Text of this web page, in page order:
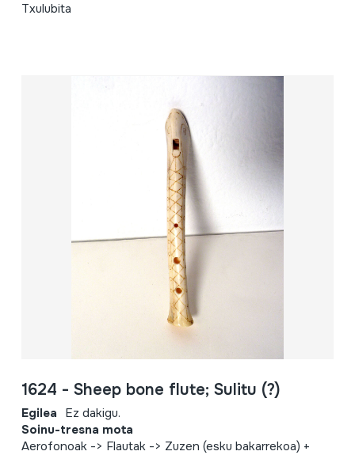
Txulubita
1624 - Sheep bone flute; Sulitu (?)
Egilea Ez dakigu.
Soinu-tresna mota
Aerofonoak -> Flautak -> Zuzen (esku bakarrekoa) +